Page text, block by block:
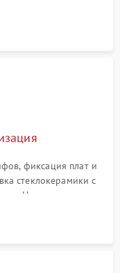
поврежденной
фиксация плат и
стеклокерамики с
Нанесение
уплотнительной